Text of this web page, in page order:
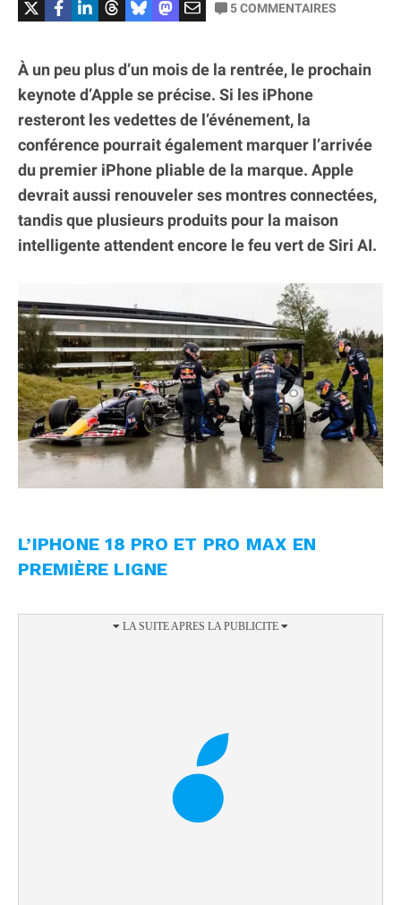
5COMMENTAIRES
À un peu plus d’un mois de la rentrée, le prochain
keynote d’Apple se précise. Si les iPhone
resteront les vedettes de l’événement, la
conférence pourrait également marquer l’arrivée
du premier iPhone pliable de la marque. Apple
devrait aussi renouveler ses montres connectées,
tandis que plusieurs produits pour la maison
intelligente attendent encore le feu vert de Siri AI.
L’IPHONE 18 PRO ET PRO MAX EN
PREMIÈRE LIGNE